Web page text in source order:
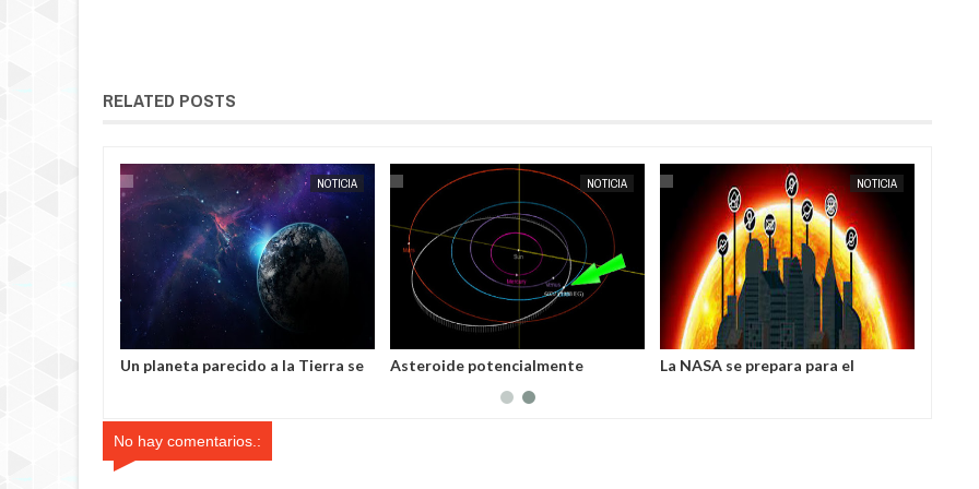
RELATED POSTS
NOTICIA
Misterioso polvo negro en
NOTICIA
Los extraterrestres utilizan
planetas, afirman científicos de la
NOTICIA
La guerra en el espacio cambiará la
EXTRANOTIX MISTERIO EXTRANOTIX MISTERIO EXTRANOTIX MISTERIO
No hay comentarios.: